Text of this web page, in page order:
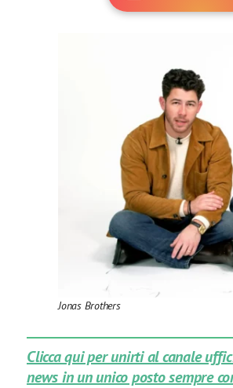
Jonas Brothers
Clicca qui per unirti al canale
news in un unico posto sempre